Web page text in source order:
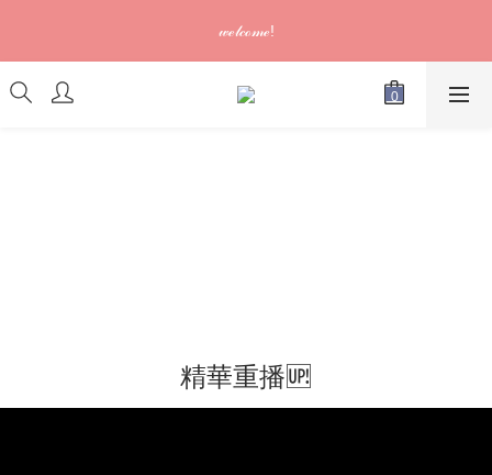
電郵為準)
𝓌ℯ𝓁𝒸ℴ𝓂ℯ!
訂單可供取貨/發貨後會發出電郵通知，請填妥正確資料 (*通知以
電郵為準)
精華重播🆙